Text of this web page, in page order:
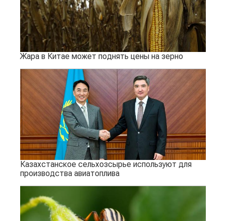
Жара в Китае может поднять цены на зерно
Казахстанское сельхозсырье используют для
производства авиатоплива